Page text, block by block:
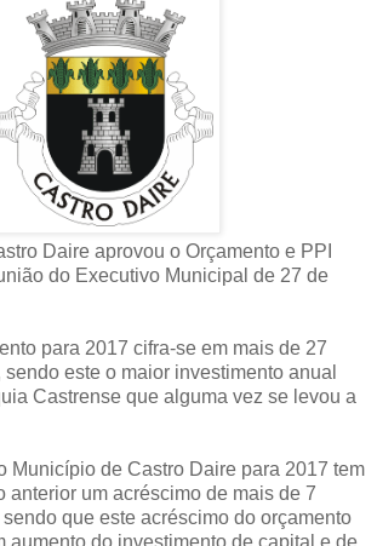
Daire aprovou o Orçamento e PPI
do Executivo Municipal de 27 de
para 2017 cifra-se em mais de 27
este o maior investimento anual
Castrense que alguma vez se levou a
Município de Castro Daire para 2017 tem
anterior um acréscimo de mais de 7
que este acréscimo do orçamento
aumento do investimento de capital e de